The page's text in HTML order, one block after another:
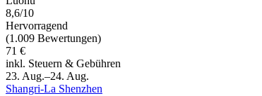
8,6/10
Hervorragend
(1.009 Bewertungen)
71 €
inkl. Steuern & Gebühren
23. Aug.–24. Aug.
Shangri-La Shenzhen